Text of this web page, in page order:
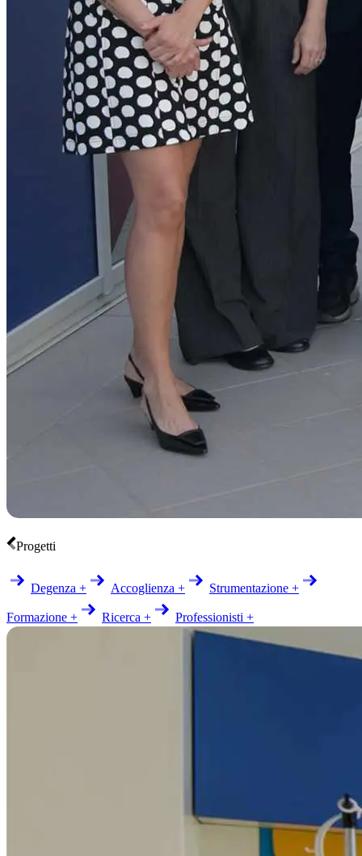
Progetti
Degenza + Accoglienza + Strumentazione +
Formazione + Ricerca + Professionisti +